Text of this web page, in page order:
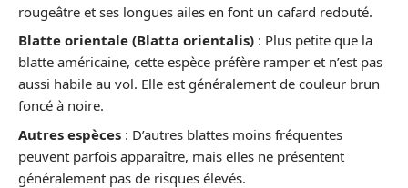
rougeâtre et ses longues ailes en font un cafard redouté.
Blatte orientale (Blatta orientalis) : Plus petite que la
blatte américaine, cette espèce préfère ramper et n’est pas
aussi habile au vol. Elle est généralement de couleur brun
foncé à noire.
Autres espèces : D’autres blattes moins fréquentes
peuvent parfois apparaître, mais elles ne présentent
généralement pas de risques élevés.